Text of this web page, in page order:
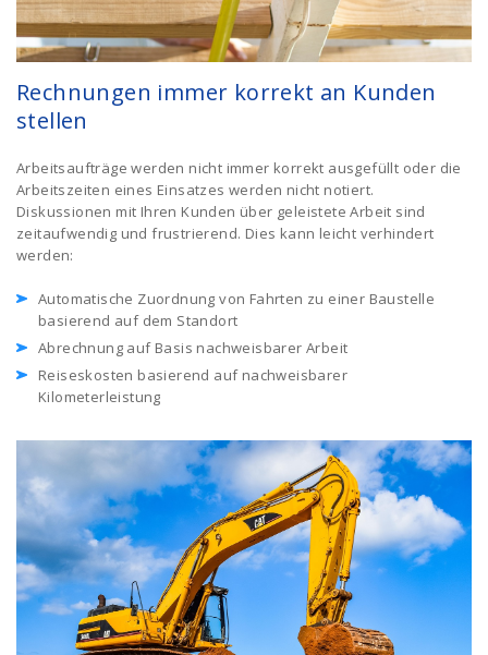
Rechnungen immer korrekt an Kunden
stellen
Arbeitsaufträge werden nicht immer korrekt ausgefüllt oder die
Arbeitszeiten eines Einsatzes werden nicht notiert.
Diskussionen mit Ihren Kunden über geleistete Arbeit sind
zeitaufwendig und frustrierend. Dies kann leicht verhindert
werden:
Automatische Zuordnung von Fahrten zu einer Baustelle
basierend auf dem Standort
Abrechnung auf Basis nachweisbarer Arbeit
Reiseskosten basierend auf nachweisbarer
Kilometerleistung